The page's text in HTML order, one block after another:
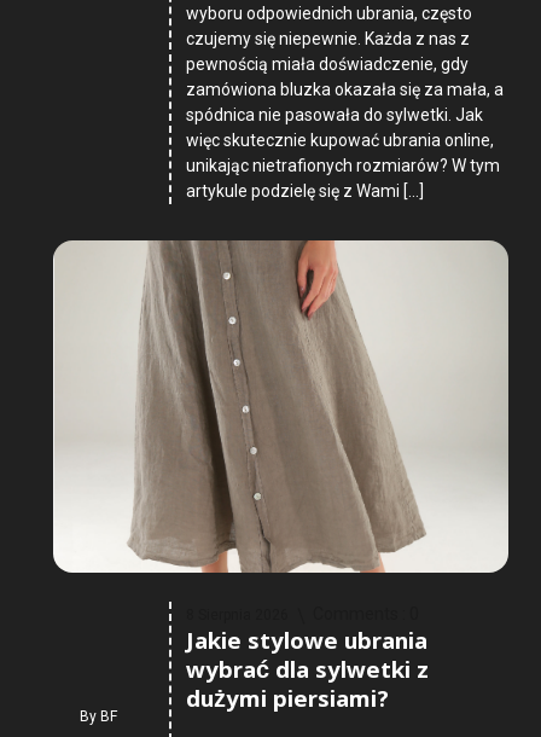
wyboru odpowiednich ubrania, często
czujemy się niepewnie. Każda z nas z
pewnością miała doświadczenie, gdy
zamówiona bluzka okazała się za mała, a
spódnica nie pasowała do sylwetki. Jak
więc skutecznie kupować ubrania online,
unikając nietrafionych rozmiarów? W tym
artykule podzielę się z Wami […]
ByBF
Jakie stylowe ubrania
wybrać dla sylwetki z
dużymi piersiami?